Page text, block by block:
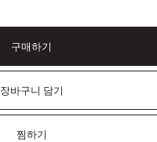
구매하기
장바구니 담기
찜하기